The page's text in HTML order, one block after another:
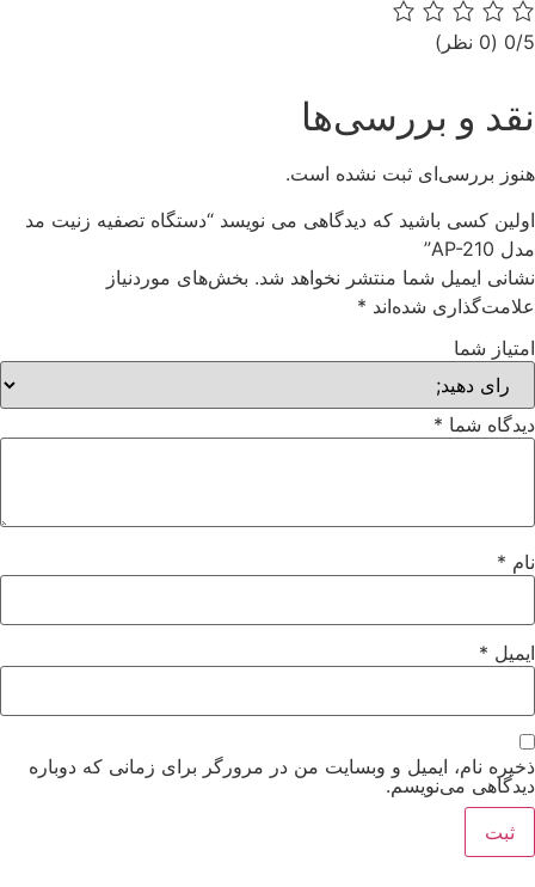
0/5 (0 نظر)
نقد و بررسی‌ها
هنوز بررسی‌ای ثبت نشده است.
اولین کسی باشید که دیدگاهی می نویسد “دستگاه تصفیه زنیت مد
مدل AP-210”
نشانی ایمیل شما منتشر نخواهد شد. بخش‌های موردنیاز
علامت‌گذاری شده‌اند *
امتیاز شما
دیدگاه شما *
نام *
ایمیل *
ذخیره نام، ایمیل و وبسایت من در مرورگر برای زمانی که دوباره
دیدگاهی می‌نویسم.